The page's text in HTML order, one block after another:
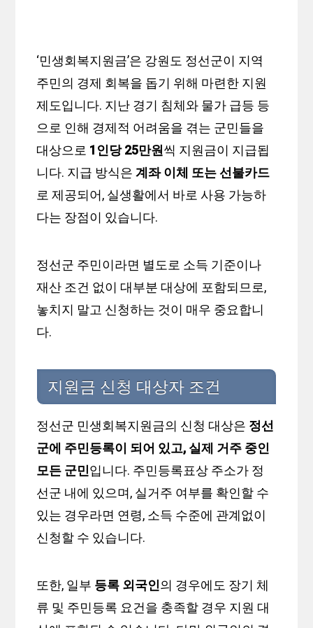
‘민생회복지원금’은 강원도 정선군이 지역
주민의 경제 회복을 돕기 위해 마련한 지원
제도입니다. 지난 경기 침체와 물가 급등 등
으로 인해 경제적 어려움을 겪는 군민들을
대상으로 1인당 25만원씩 지원금이 지급됩
니다. 지급 방식은계좌 이체 또는 선불카드
로 제공되어, 실생활에서 바로 사용 가능하
다는 장점이 있습니다.
정선군 주민이라면 별도로 소득 기준이나
재산 조건 없이 대부분 대상에 포함되므로,
놓치지 말고 신청하는 것이 매우 중요합니
다.
지원금 신청 대상자 조건
정선군 민생회복지원금의 신청 대상은 정선
군에 주민등록이 되어 있고, 실제 거주 중인
모든 군민입니다. 주민등록표상 주소가 정
선군 내에 있으며, 실거주 여부를 확인할 수
있는 경우라면 연령, 소득 수준에 관계없이
신청할 수 있습니다.
또한, 일부 등록 외국인의 경우에도 장기 체
류 및 주민등록 요건을 충족할 경우 지원 대